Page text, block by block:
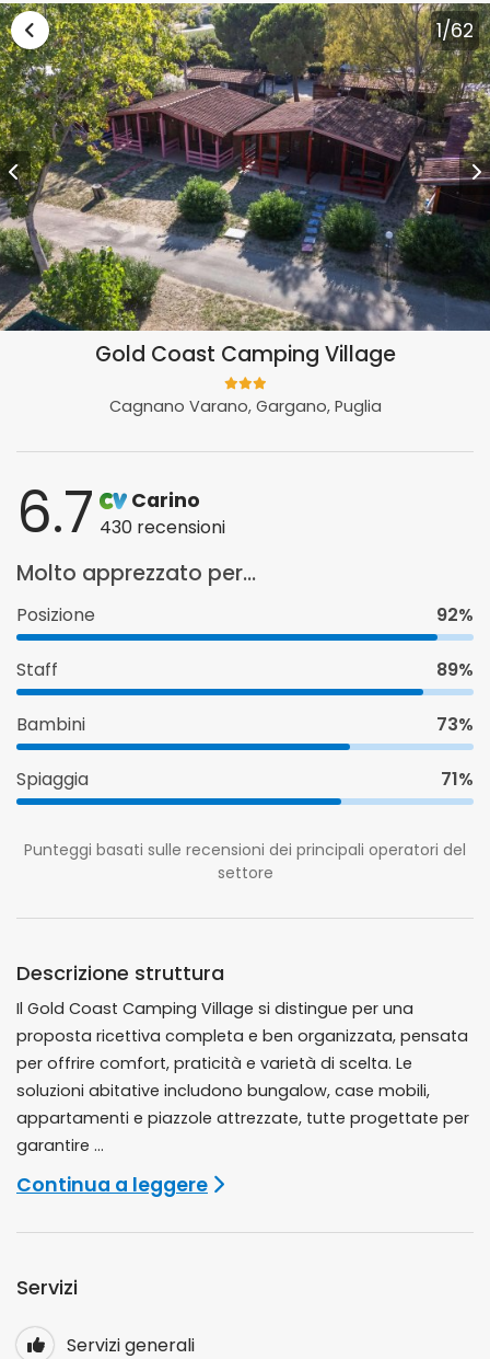
Vai alla lista vacanze Puglia 1/62
Gold Coast Camping Village
Cagnano Varano, Gargano, Puglia
6.7 Carino
430 recensioni
Molto apprezzato per...
Posizione 92%
Staff 89%
Bambini 73%
Spiaggia 71%
Punteggi basati sulle recensioni dei principali operatori del
settore
Descrizione struttura
Il Gold Coast Camping Village si distingue per una
proposta ricettiva completa e ben organizzata, pensata
per offrire comfort, praticità e varietà di scelta. Le
soluzioni abitative includono bungalow, case mobili,
appartamenti e piazzole attrezzate, tutte progettate per
garantire ...
Continua a leggere
Servizi
Servizi generali